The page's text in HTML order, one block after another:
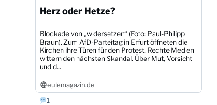
Herz oder Hetze?
Blockade von „widersetzen“ (Foto: Paul-Philipp
Braun). Zum AfD-Parteitag in Erfurt öffneten die
Kirchen ihre Türen für den Protest. Rechte Medien
wittern den nächsten Skandal. Über Mut, Vorsicht
und d...
eulemagazin.de
1